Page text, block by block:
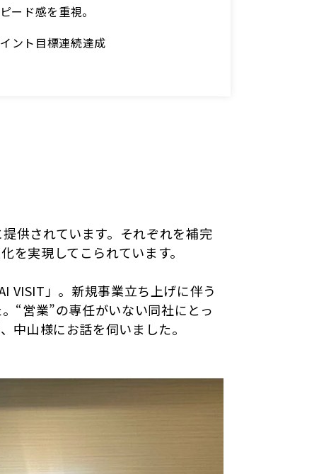
ード感を重視。
ント目標連続達成
供されています。それぞれを補完
実現してこられています。
VISIT」。新規事業立ち上げに伴う
“営業”の専任がいない同社にとっ
中山様にお話を伺いました。